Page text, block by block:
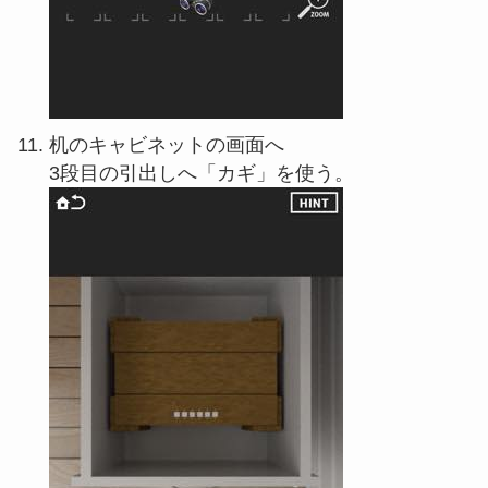
机のキャビネットの画面へ
3段目の引出しへ「カギ」を使う。